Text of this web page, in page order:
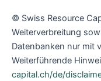
© Swiss Resource
Weiterverbreitung
Datenbanken nur mit
Weiterführende
capital.ch/de/